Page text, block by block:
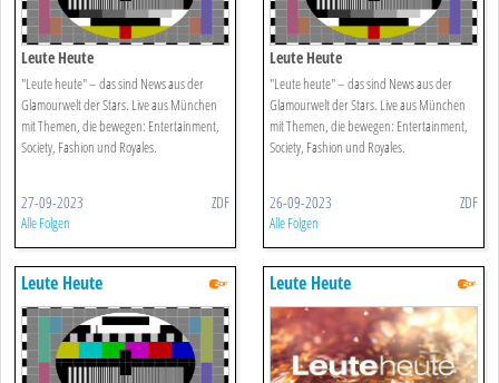
Leute Heute
"Leute heute" – das sind News aus der
Glamourwelt der Stars. Live aus München
mit Themen, die bewegen: Entertainment,
Society, Fashion und Royales.
27-09-2023 ZDF
Alle Folgen
Leute Heute
"Leute heute" – das sind News aus der
Glamourwelt der Stars. Live aus München
mit Themen, die bewegen: Entertainment,
Society, Fashion und Royales.
26-09-2023 ZDF
Alle Folgen
Leute Heute Leute Heute